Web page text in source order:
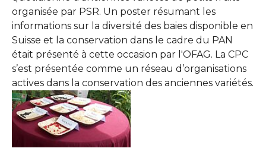
Show larger version
organisée par PSR. Un poster résumant les
informations sur la diversité des baies disponible en
Suisse et la conservation dans le cadre du PAN
était présenté à cette occasion par l'OFAG. La CPC
s’est présentée comme un réseau d’organisations
actives dans la conservation des anciennes variétés.